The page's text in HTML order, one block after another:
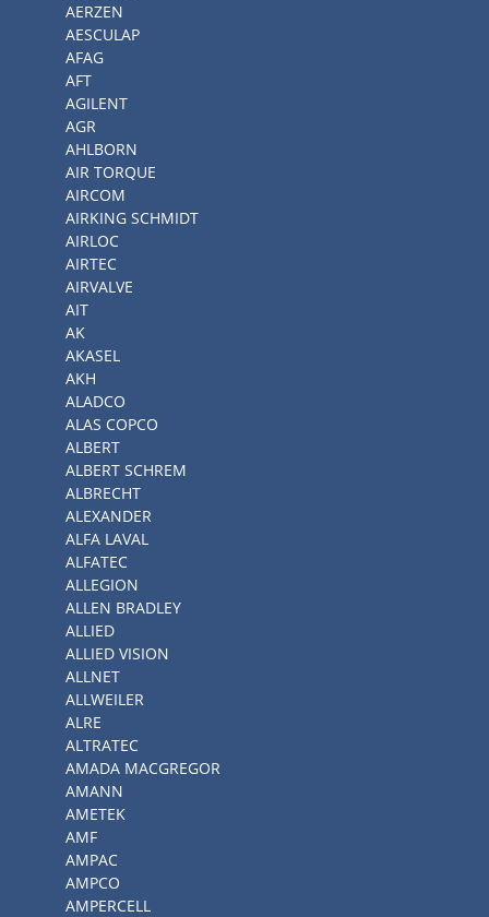
AERZEN
AESCULAP
AFAG
AFT
AGILENT
AGR
AHLBORN
AIR TORQUE
AIRCOM
AIRKING SCHMIDT
AIRLOC
AIRTEC
AIRVALVE
AIT
AK
AKASEL
AKH
ALADCO
ALAS COPCO
ALBERT
ALBERT SCHREM
ALBRECHT
ALEXANDER
ALFA LAVAL
ALFATEC
ALLEGION
ALLEN BRADLEY
ALLIED
ALLIED VISION
ALLNET
ALLWEILER
ALRE
ALTRATEC
AMADA MACGREGOR
AMANN
AMETEK
AMF
AMPAC
AMPCO
AMPERCELL